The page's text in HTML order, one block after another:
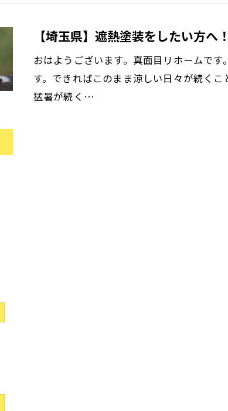
【埼玉県】遮熱塗装をしたい方へ！
おはようございます。真面目リホームで
す。できればこのまま涼しい日々が続く
猛暑が続く…